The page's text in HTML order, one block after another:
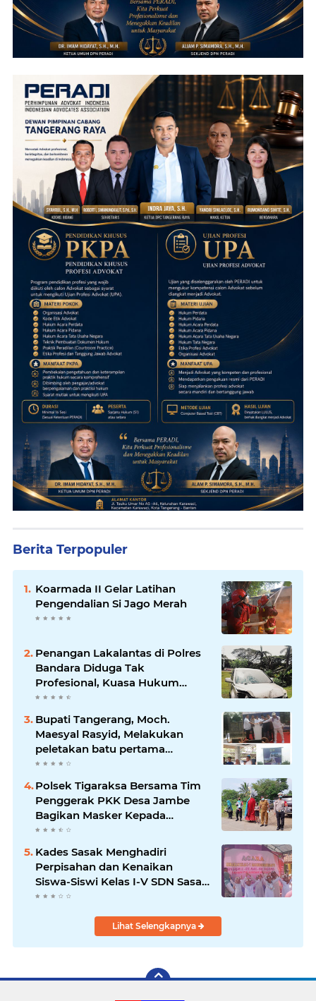
Berita Terpopuler
Koarmada II Gelar Latihan
Pengendalian Si Jago Merah
Penangan Lakalantas di Polres
Bandara Diduga Tak
Profesional, Kuasa Hukum
Adukan ke Propam
Bupati Tangerang, Moch.
Maesyal Rasyid, Melakukan
peletakan batu pertama
pembangunan Gedung Mako
Polsek Sepatan
Polsek Tigaraksa Bersama Tim
Penggerak PKK Desa Jambe
Bagikan Masker Kepada
Pengguna Jalan
Kades Sasak Menghadiri
Perpisahan dan Kenaikan
Siswa-Siswi Kelas I-V SDN Sasak
II
Lihat Selengkapnya